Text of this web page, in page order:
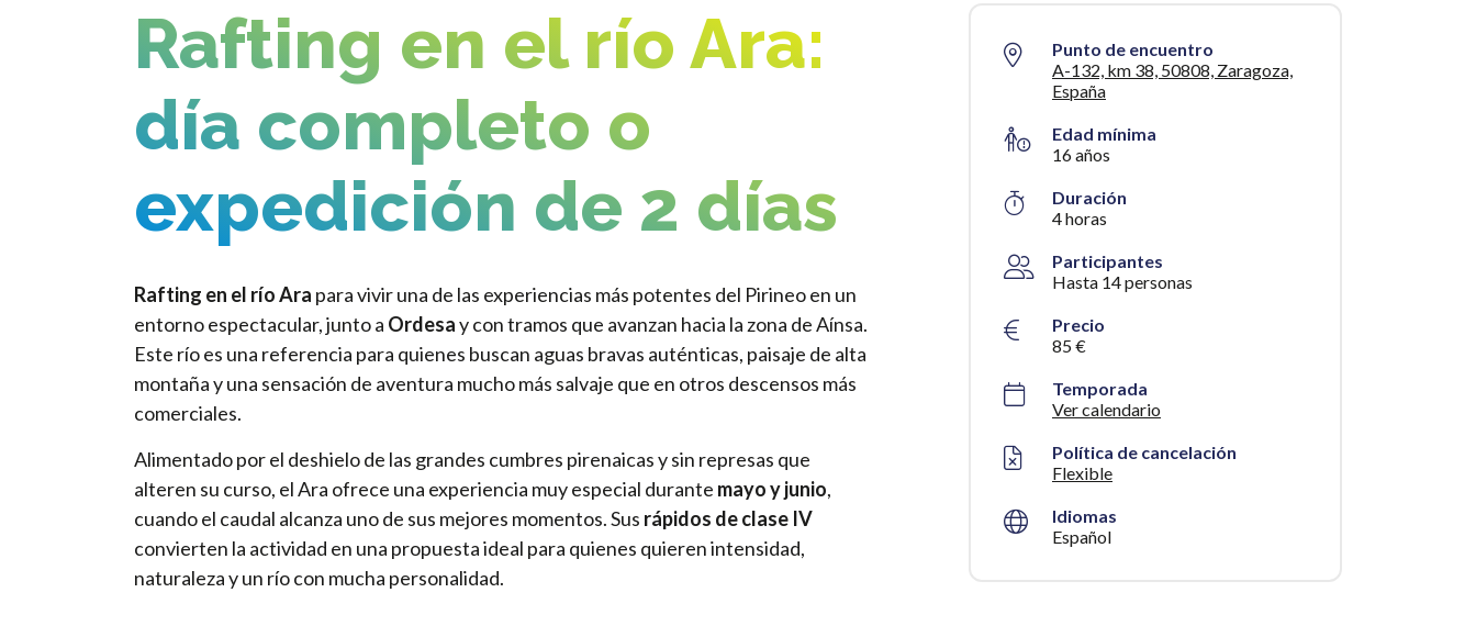
Rafting en el río Ara:
día completo o
expedición de 2 días
Rafting en el río Ara para vivir una de las experiencias más potentes del Pirineo en un
entorno espectacular, junto a Ordesay con tramos que avanzan hacia la zona de Aínsa.
Este río es una referencia para quienes buscan aguas bravas auténticas, paisaje de alta
montaña y una sensación de aventura mucho más salvaje que en otros descensos más
comerciales.
Alimentado por el deshielo de las grandes cumbres pirenaicas y sin represas que
alteren su curso, el Ara ofrece una experiencia muy especial durante mayo y junio,
cuando el caudal alcanza uno de sus mejores momentos. Sus rápidos de clase IV
convierten la actividad en una propuesta ideal para quienes quieren intensidad,
naturaleza y un río con mucha personalidad.
Punto de encuentro
A-132, km 38, 50808, Zaragoza,
España
Edad mínima
16 años
Duración
4 horas
Participantes
Hasta 14 personas
Precio
85 €
Temporada
Ver calendario
Política de cancelación
Flexible
Idiomas
Español